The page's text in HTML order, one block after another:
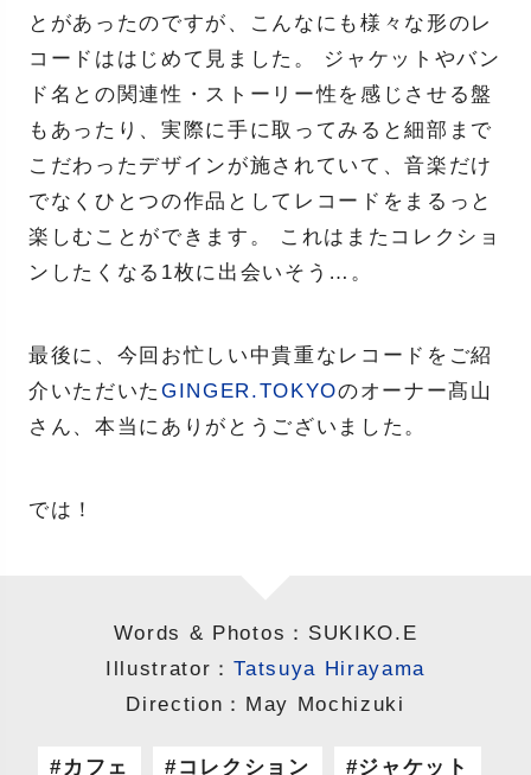
とがあったのですが、こんなにも様々な形のレ
コードははじめて見ました。 ジャケットやバン
ド名との関連性・ストーリー性を感じさせる盤
もあったり、実際に手に取ってみると細部まで
こだわったデザインが施されていて、音楽だけ
でなくひとつの作品としてレコードをまるっと
楽しむことができます。 これはまたコレクショ
ンしたくなる1枚に出会いそう…。
最後に、今回お忙しい中貴重なレコードをご紹
介いただいた GINGER.TOKYOのオーナー髙山
さん、本当にありがとうございました。
では！
Words & Photos：SUKIKO.E
Illustrator：Tatsuya Hirayama
Direction：May Mochizuki
カフェ コレクション ジャケット